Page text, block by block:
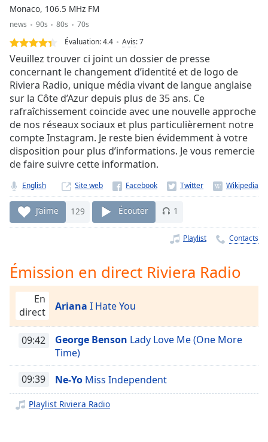
Loaded:
0.00%
Stream
Type
LIVE
live,
currently
behind
liveLIVE
Remaining
Time-
Playback
Rate
Chapters
Descriptions
descriptions
off,
selected
subtitles
settings,
opens
subtitles
settings
Monaco, 106.5 MHz FM
news 90s 80s
70s
Évaluation:4.4 Avis:7
Veuillez trouver ci joint un dossier de presse
concernant le changement d’identité et de logo de
Riviera Radio, unique média vivant de langue anglaise
sur la Côte d’Azur depuis plus de 35 ans. Ce
rafraîchissement coïncide avec une nouvelle approche
de nos réseaux sociaux et plus particulièrement notre
compte Instagram. Je reste bien évidemment à votre
disposition pour plus d’informations. Je vous remercie
de faire suivre cette information.
English Site web
J’aime 129 Écouter 1
Playlist Contacts
Émission en direct Riviera Radio
En
direct
Ariana I Hate You
09:42 George Benson Lady Love Me (One More
Time)
09:39 Ne-Yo Miss Independent
Playlist Riviera Radio